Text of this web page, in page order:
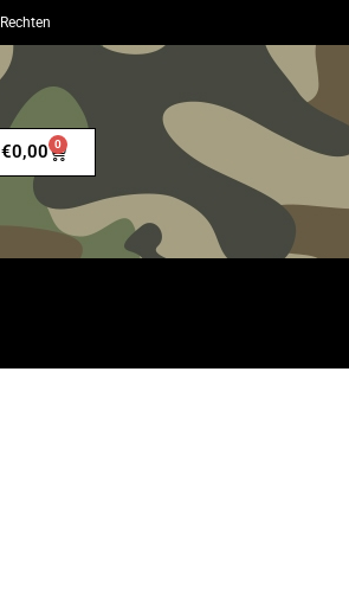
Rechten
€0,00 0